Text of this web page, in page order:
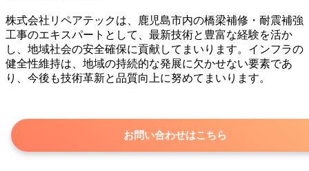
株式会社リペアテックは、鹿児島市内の橋梁補修・耐震補強
工事のエキスパートとして、最新技術と豊富な経験を活か
し、地域社会の安全確保に貢献してまいります。インフラの
健全性維持は、地域の持続的な発展に欠かせない要素であ
り、今後も技術革新と品質向上に努めてまいります。
お問い合わせはこちら